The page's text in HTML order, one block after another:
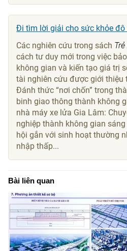
Đi tìm lời giải cho sức khỏe đô
Các nghiên cứu trong sách
cách tư duy mới trong việc
không gian và kiến tạo giá trị
tài nghiên cứu được giới thiệu
Đánh thức “nơi chốn” trong
binh giao thông thành không
nhà máy xe lửa Gia Lâm:
nghiệp thành không gian
hội gắn với sinh hoạt thường
nhập thấp...
Bài liên quan